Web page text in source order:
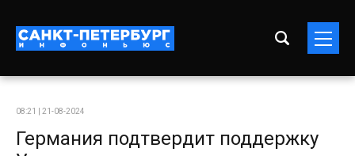
08:21 | 21-08-2024
Германия подтвердит поддержку